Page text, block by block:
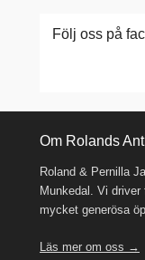
Följ oss på
Om Rolands
Roland & Pernilla
Munkedal. Vi
mycket generösa
Läs mer om oss →